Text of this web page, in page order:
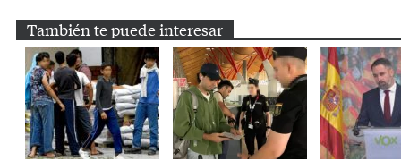
También te puede interesar